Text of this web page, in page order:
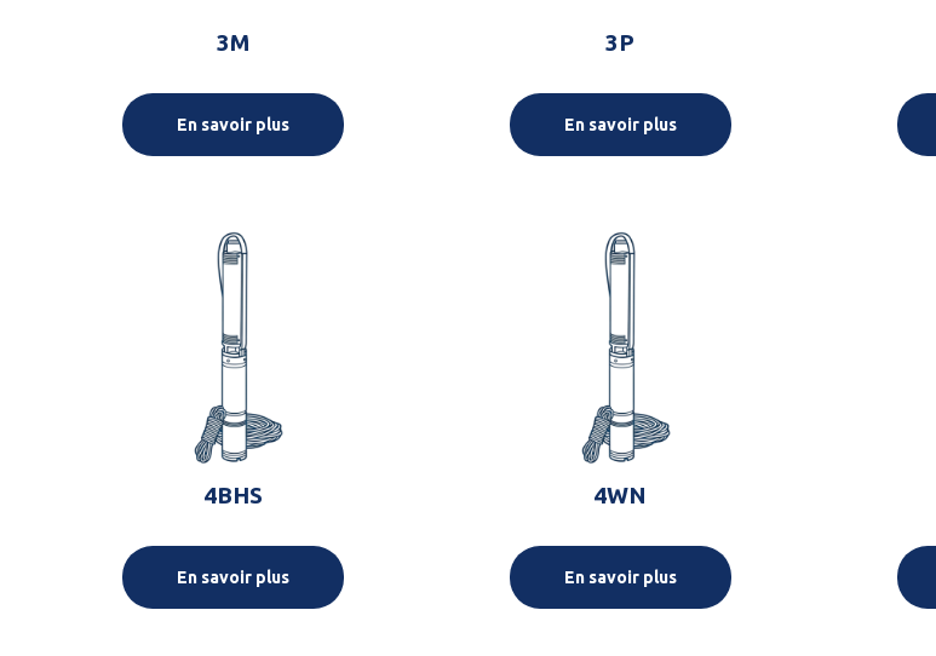
3M
En savoir plus
3P
En savoir plus
4BHS
En savoir plus
4WN
En savoir plus